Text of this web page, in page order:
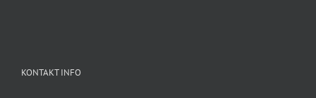
KONTAKT INFO